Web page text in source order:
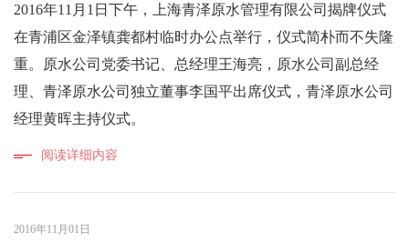
2016年11月1日下午，上海青泽原水管理有限公司揭牌仪式
在青浦区金泽镇龚都村临时办公点举行，仪式简朴而不失隆
重。原水公司党委书记、总经理王海亮，原水公司副总经
理、青泽原水公司独立董事李国平出席仪式，青泽原水公司
经理黄晖主持仪式。
阅读详细内容
2016年11月01日